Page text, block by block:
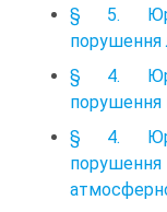
§ 5.
порушення
§ 4.
порушення
§ 4.
порушення